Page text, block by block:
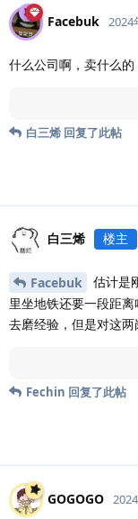
Facebuk 2024
什么公司啊，卖什么
白三烯 回复了此帖
白三烯 楼主
Facebuk
估计是
里坐地铁还要一段距
去磨经验，但是对这
Fechin 回复了此帖
GOGOGO